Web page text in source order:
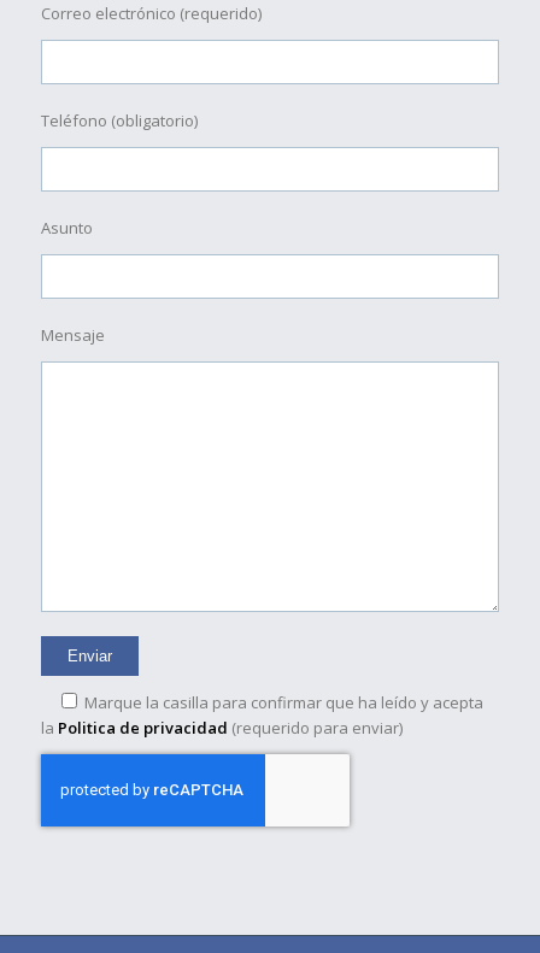
Correo electrónico (requerido)
Teléfono (obligatorio)
Asunto
Mensaje
Marque la casilla para confirmar que ha leído y acepta
la Politica de privacidad (requerido para enviar)